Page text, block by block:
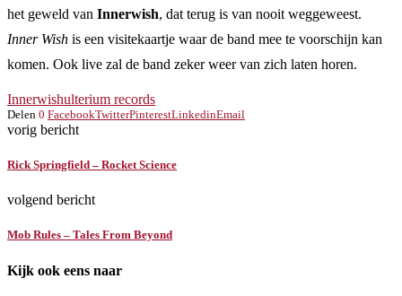
het geweld van Innerwish, dat terug is van nooit weggeweest.
Inner Wish is een visitekaartje waar de band mee te voorschijn kan
komen. Ook live zal de band zeker weer van zich laten horen.
Innerwishulterium records
Delen 0 FacebookTwitterPinterestLinkedinEmail
vorig bericht
Rick Springfield – Rocket Science
volgend bericht
Mob Rules – Tales From Beyond
Kijk ook eens naar